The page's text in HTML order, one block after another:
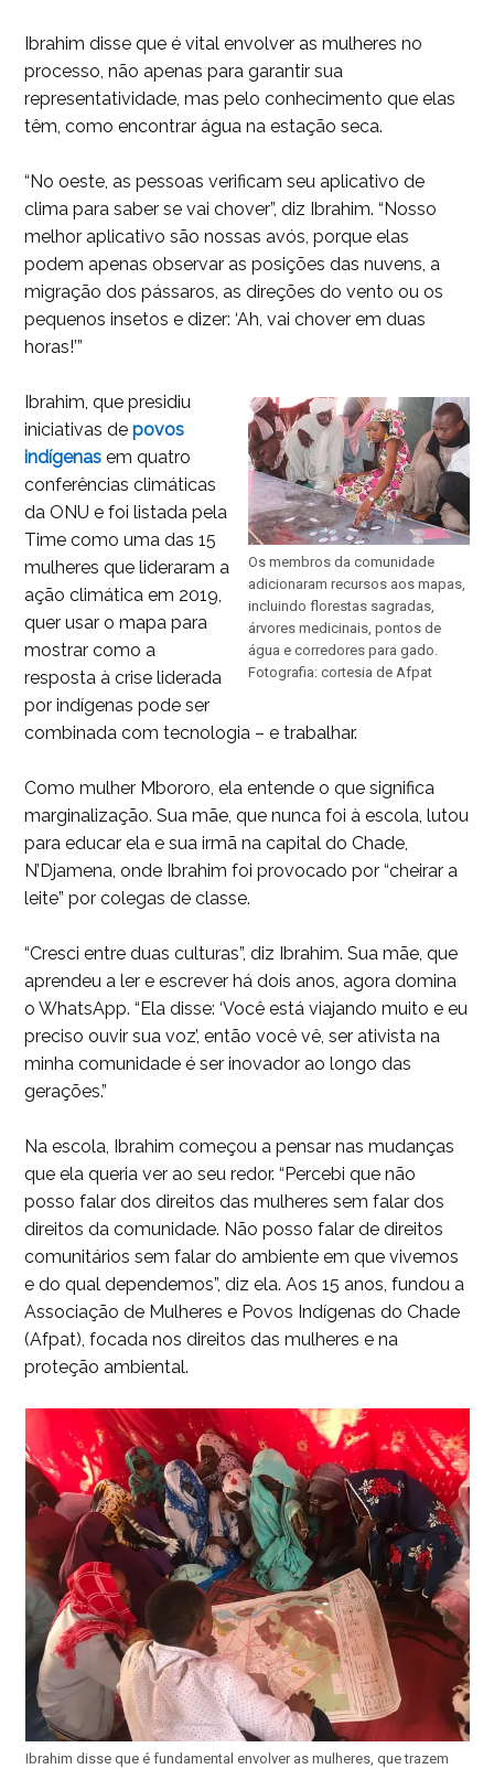
Ibrahim disse que é vital envolver as mulheres no
processo, não apenas para garantir sua
representatividade, mas pelo conhecimento que elas
têm, como encontrar água na estação seca.
“No oeste, as pessoas verificam seu aplicativo de
clima para saber se vai chover”, diz Ibrahim. “Nosso
melhor aplicativo são nossas avós, porque elas
podem apenas observar as posições das nuvens, a
migração dos pássaros, as direções do vento ou os
pequenos insetos e dizer: ‘Ah, vai chover em duas
horas!’”
Os membros da comunidade
adicionaram recursos aos mapas,
incluindo florestas sagradas,
árvores medicinais, pontos de
água e corredores para gado.
Fotografia: cortesia de Afpat
Ibrahim, que presidiu
iniciativas depovos
indígenas em quatro
conferências climáticas
da ONU e foi listada pela
Time como uma das 15
mulheres que lideraram a
ação climática em 2019,
quer usar o mapa para
mostrar como a
resposta à crise liderada
por indígenas pode ser
combinada com tecnologia – e trabalhar.
Como mulher Mbororo, ela entende o que significa
marginalização. Sua mãe, que nunca foi à escola, lutou
para educar ela e sua irmã na capital do Chade,
N’Djamena, onde Ibrahim foi provocado por “cheirar a
leite” por colegas de classe.
“Cresci entre duas culturas”, diz Ibrahim. Sua mãe, que
aprendeu a ler e escrever há dois anos, agora domina
o WhatsApp. “Ela disse: ‘Você está viajando muito e eu
preciso ouvir sua voz’, então você vê, ser ativista na
minha comunidade é ser inovador ao longo das
gerações.”
Na escola, Ibrahim começou a pensar nas mudanças
que ela queria ver ao seu redor. “Percebi que não
posso falar dos direitos das mulheres sem falar dos
direitos da comunidade. Não posso falar de direitos
comunitários sem falar do ambiente em que vivemos
e do qual dependemos”, diz ela. Aos 15 anos, fundou a
Associação de Mulheres e Povos Indígenas do Chade
(Afpat), focada nos direitos das mulheres e na
proteção ambiental.
Ibrahim disse que é fundamental envolver as mulheres, que trazem